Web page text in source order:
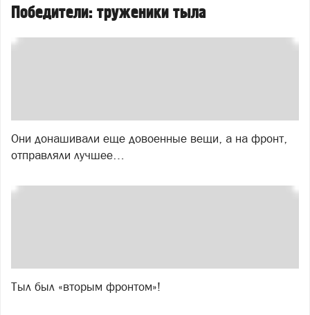
Победители: труженики тыла
Они донашивали еще довоенные вещи, а на фронт,
отправляли лучшее…
Тыл был «вторым фронтом»!